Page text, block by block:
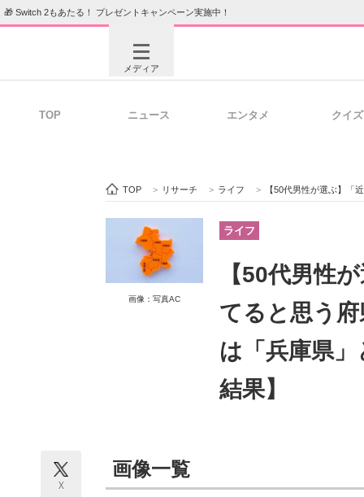
🎁 Switch 2もあたる！ プレゼントキャンペーン実施中！
メディア
ビジネスと働き方のヒント
ITエンジニア向け専門サイト 企業向け
モノづくり技術者専門サイト
TOP ニュース エンタメ クイズ
TOP > リサーチ > ライフ > 【50代男性が選ぶ】「近畿地
画像：写真AC
ライフ
【50代男性
てると思う
は「兵庫県
結果】
X
画像一覧